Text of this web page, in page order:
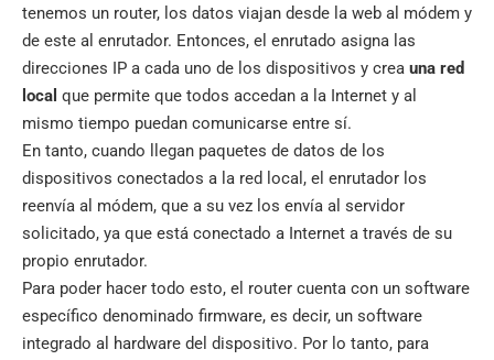
tenemos un router, los datos viajan desde la web al módem y
de este al enrutador. Entonces, el enrutado asigna las
direcciones IP a cada uno de los dispositivos y crea una red
local que permite que todos accedan a la Internet y al
mismo tiempo puedan comunicarse entre sí.
En tanto, cuando llegan paquetes de datos de los
dispositivos conectados a la red local, el enrutador los
reenvía al módem, que a su vez los envía al servidor
solicitado, ya que está conectado a Internet a través de su
propio enrutador.
Para poder hacer todo esto, el router cuenta con un software
específico denominado firmware, es decir, un software
integrado al hardware del dispositivo. Por lo tanto, para